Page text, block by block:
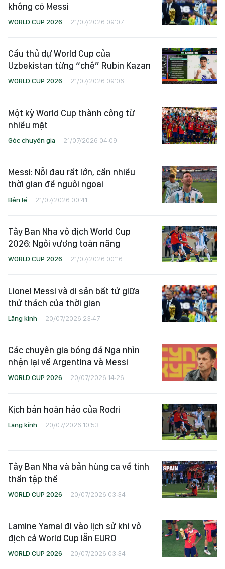
không có Messi
WORLD CUP 2026 21/07/2026 09:07
Cầu thủ dự World Cup của
Uzbekistan từng “chê” Rubin Kazan
WORLD CUP 2026 21/07/2026 09:06
Một kỳ World Cup thành công từ
nhiều mặt
Góc chuyên gia 21/07/2026 04:09
Messi: Nỗi đau rất lớn, cần nhiều
thời gian để nguôi ngoai
Bên lề 21/07/2026 00:41
Tây Ban Nha vô địch World Cup
2026: Ngôi vương toàn năng
WORLD CUP 2026 21/07/2026 00:16
Lionel Messi và di sản bất tử giữa
thử thách của thời gian
Lăng kính 20/07/2026 23:47
Các chuyên gia bóng đá Nga nhìn
nhận lại về Argentina và Messi
WORLD CUP 2026 20/07/2026 14:26
Kịch bản hoàn hảo của Rodri
Lăng kính 20/07/2026 10:53
Tây Ban Nha và bản hùng ca về tinh
thần tập thể
WORLD CUP 2026 20/07/2026 03:34
Lamine Yamal đi vào lịch sử khi vô
địch cả World Cup lẫn EURO
WORLD CUP 2026 20/07/2026 03:34